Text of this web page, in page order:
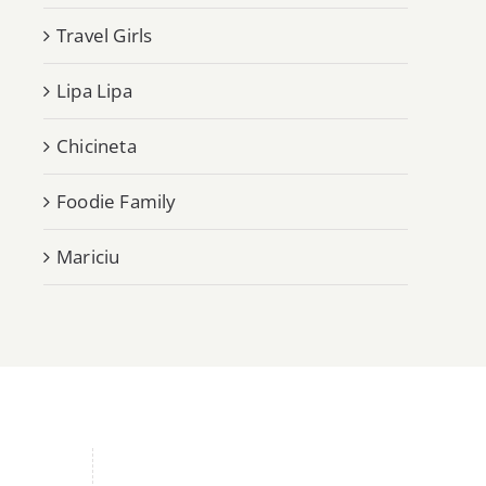
Travel Girls
Lipa Lipa
Chicineta
Foodie Family
Mariciu